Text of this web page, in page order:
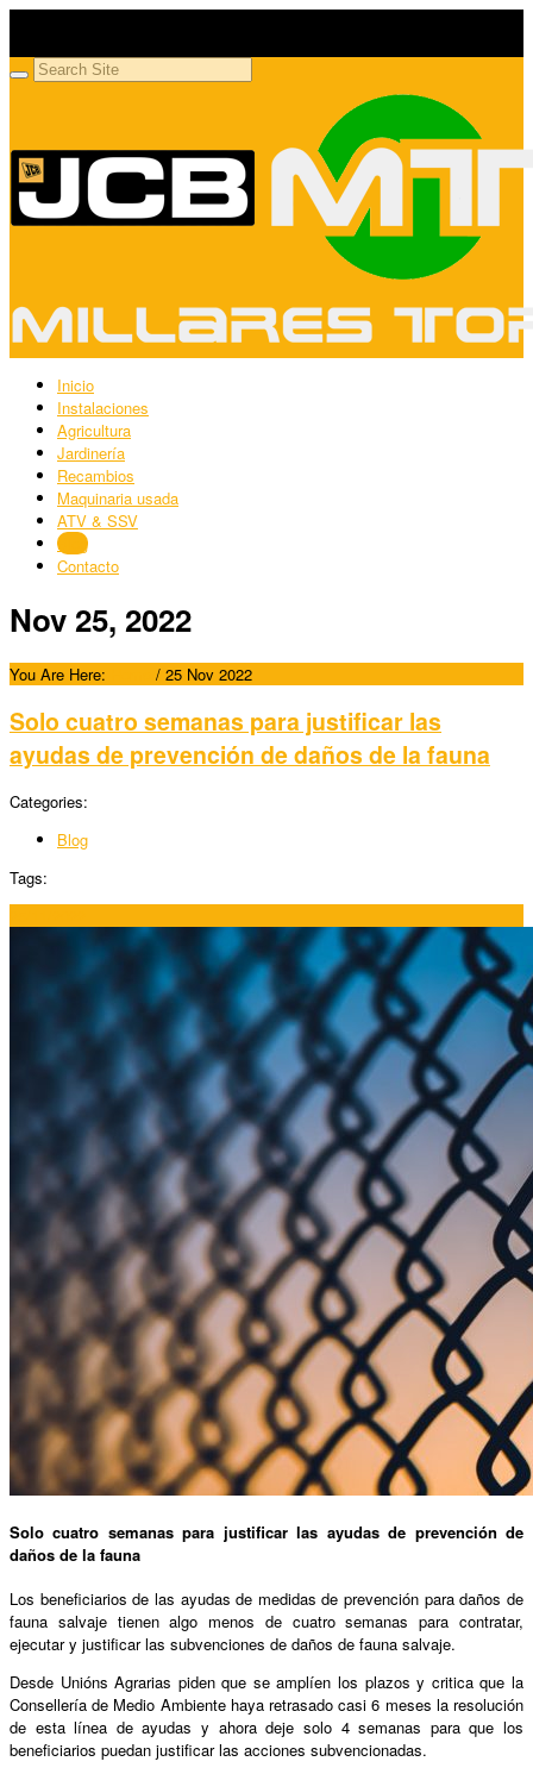
Inicio
Instalaciones
Agricultura
Jardinería
Recambios
Maquinaria usada
ATV & SSV
Blog
Contacto
Nov 25, 2022
You Are Here: / 25 Nov 2022
Solo cuatro semanas para justificar las
ayudas de prevención de daños de la fauna
Categories:
Blog
Tags:
Solo cuatro semanas para justificar las ayudas de prevención de
daños de la fauna
Los beneficiarios de las ayudas de medidas de prevención para daños de
fauna salvaje tienen algo menos de cuatro semanas para contratar,
ejecutar y justificar las subvenciones de daños de fauna salvaje.
Desde Unións Agrarias piden que se amplíen los plazos y critica que la
Consellería de Medio Ambiente haya retrasado casi 6 meses la resolución
de esta línea de ayudas y ahora deje solo 4 semanas para que los
beneficiarios puedan justificar las acciones subvencionadas.